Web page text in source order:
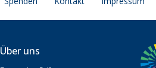
Über uns